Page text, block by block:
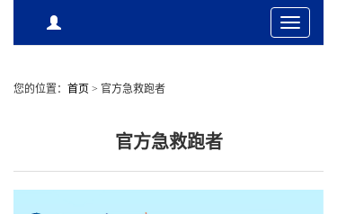
Toggle
您的位置： 首页 > 官方急救跑者
官方急救跑者